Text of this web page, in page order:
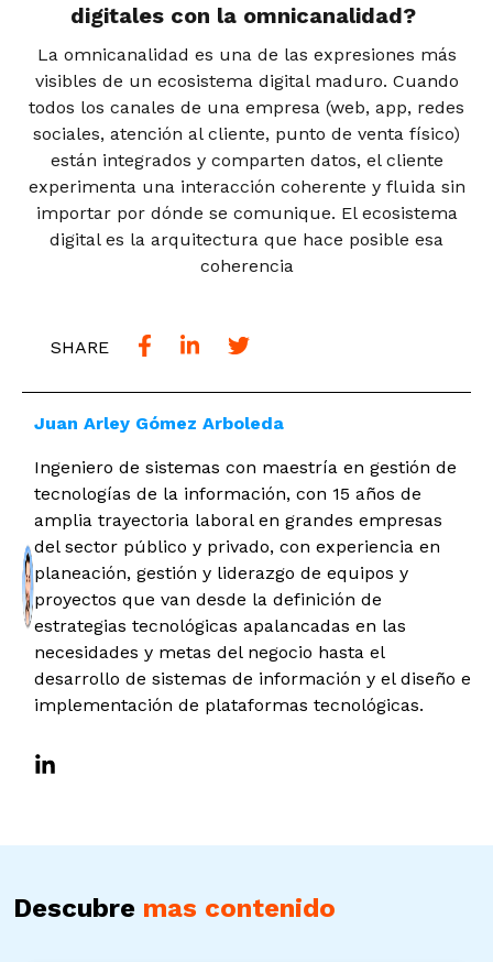
digitales con la omnicanalidad?
La omnicanalidad es una de las expresiones más
visibles de un ecosistema digital maduro. Cuando
todos los canales de una empresa (web, app, redes
sociales, atención al cliente, punto de venta físico)
están integrados y comparten datos, el cliente
experimenta una interacción coherente y fluida sin
importar por dónde se comunique. El ecosistema
digital es la arquitectura que hace posible esa
coherencia
SHARE
Juan Arley Gómez Arboleda
Ingeniero de sistemas con maestría en gestión de
tecnologías de la información, con 15 años de
amplia trayectoria laboral en grandes empresas
del sector público y privado, con experiencia en
planeación, gestión y liderazgo de equipos y
proyectos que van desde la definición de
estrategias tecnológicas apalancadas en las
necesidades y metas del negocio hasta el
desarrollo de sistemas de información y el diseño e
implementación de plataformas tecnológicas.
Descubre mas contenido